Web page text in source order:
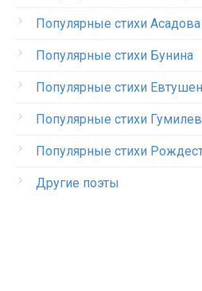
Популярные стихи Асадова
Популярные стихи Бунина
Популярные стихи
Популярные стихи
Популярные стихи
Другие поэты